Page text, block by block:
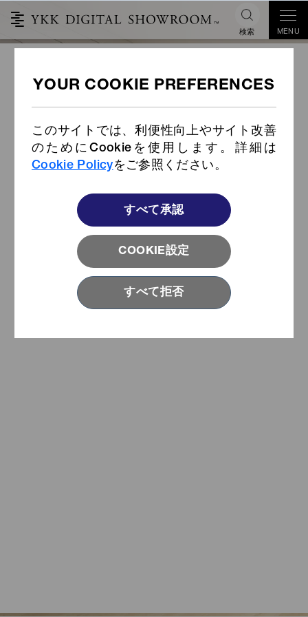
このサイトでは、利便性向上やサイト改善
のためにCookieを使用します。詳細は
Cookie Policyをご参照ください。
COOKIE設定
すべて承認
すべて拒否
検索 MENU